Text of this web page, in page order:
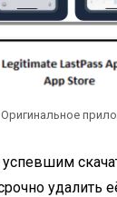
Оригинальное
удалить